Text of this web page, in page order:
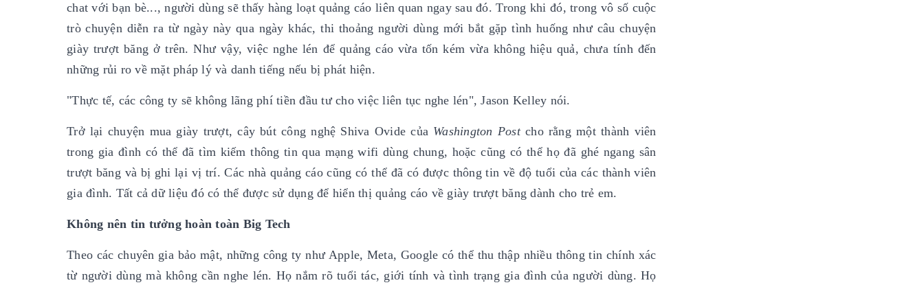
chat với bạn bè..., người dùng sẽ thấy hàng loạt quảng cáo liên quan ngay sau đó. Trong khi đó, trong vô số cuộc
trò chuyện diễn ra từ ngày này qua ngày khác, thi thoảng người dùng mới bắt gặp tình huống như câu chuyện
giày trượt băng ở trên. Như vậy, việc nghe lén để quảng cáo vừa tốn kém vừa không hiệu quả, chưa tính đến
những rủi ro về mặt pháp lý và danh tiếng nếu bị phát hiện.
"Thực tế, các công ty sẽ không lãng phí tiền đầu tư cho việc liên tục nghe lén", Jason Kelley nói.
Trở lại chuyện mua giày trượt, cây bút công nghệ Shiva Ovide của Washington Postcho rằng một thành viên
trong gia đình có thể đã tìm kiếm thông tin qua mạng wifi dùng chung, hoặc cũng có thể họ đã ghé ngang sân
trượt băng và bị ghi lại vị trí. Các nhà quảng cáo cũng có thể đã có được thông tin về độ tuổi của các thành viên
gia đình. Tất cả dữ liệu đó có thể được sử dụng để hiển thị quảng cáo về giày trượt băng dành cho trẻ em.
Không nên tin tưởng hoàn toàn Big Tech
Theo các chuyên gia bảo mật, những công ty như Apple, Meta, Google có thể thu thập nhiều thông tin chính xác
từ người dùng mà không cần nghe lén. Họ nắm rõ tuổi tác, giới tính và tình trạng gia đình của người dùng. Họ